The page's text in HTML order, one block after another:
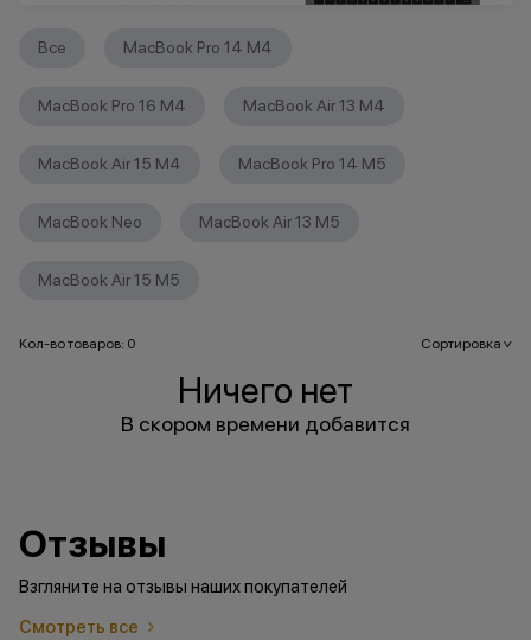
Все MacBook Pro 14 M4
MacBook Pro 16 M4 MacBook Air 13 M4
MacBook Air 15 M4 MacBook Pro 14 M5
MacBook Neo MacBook Air 13 M5
MacBook Air 15 M5
Кол-во товаров: 0 Сортировка>
Ничего нет
В скором времени добавится
Отзывы
Взгляните на отзывы наших покупателей
Смотреть все